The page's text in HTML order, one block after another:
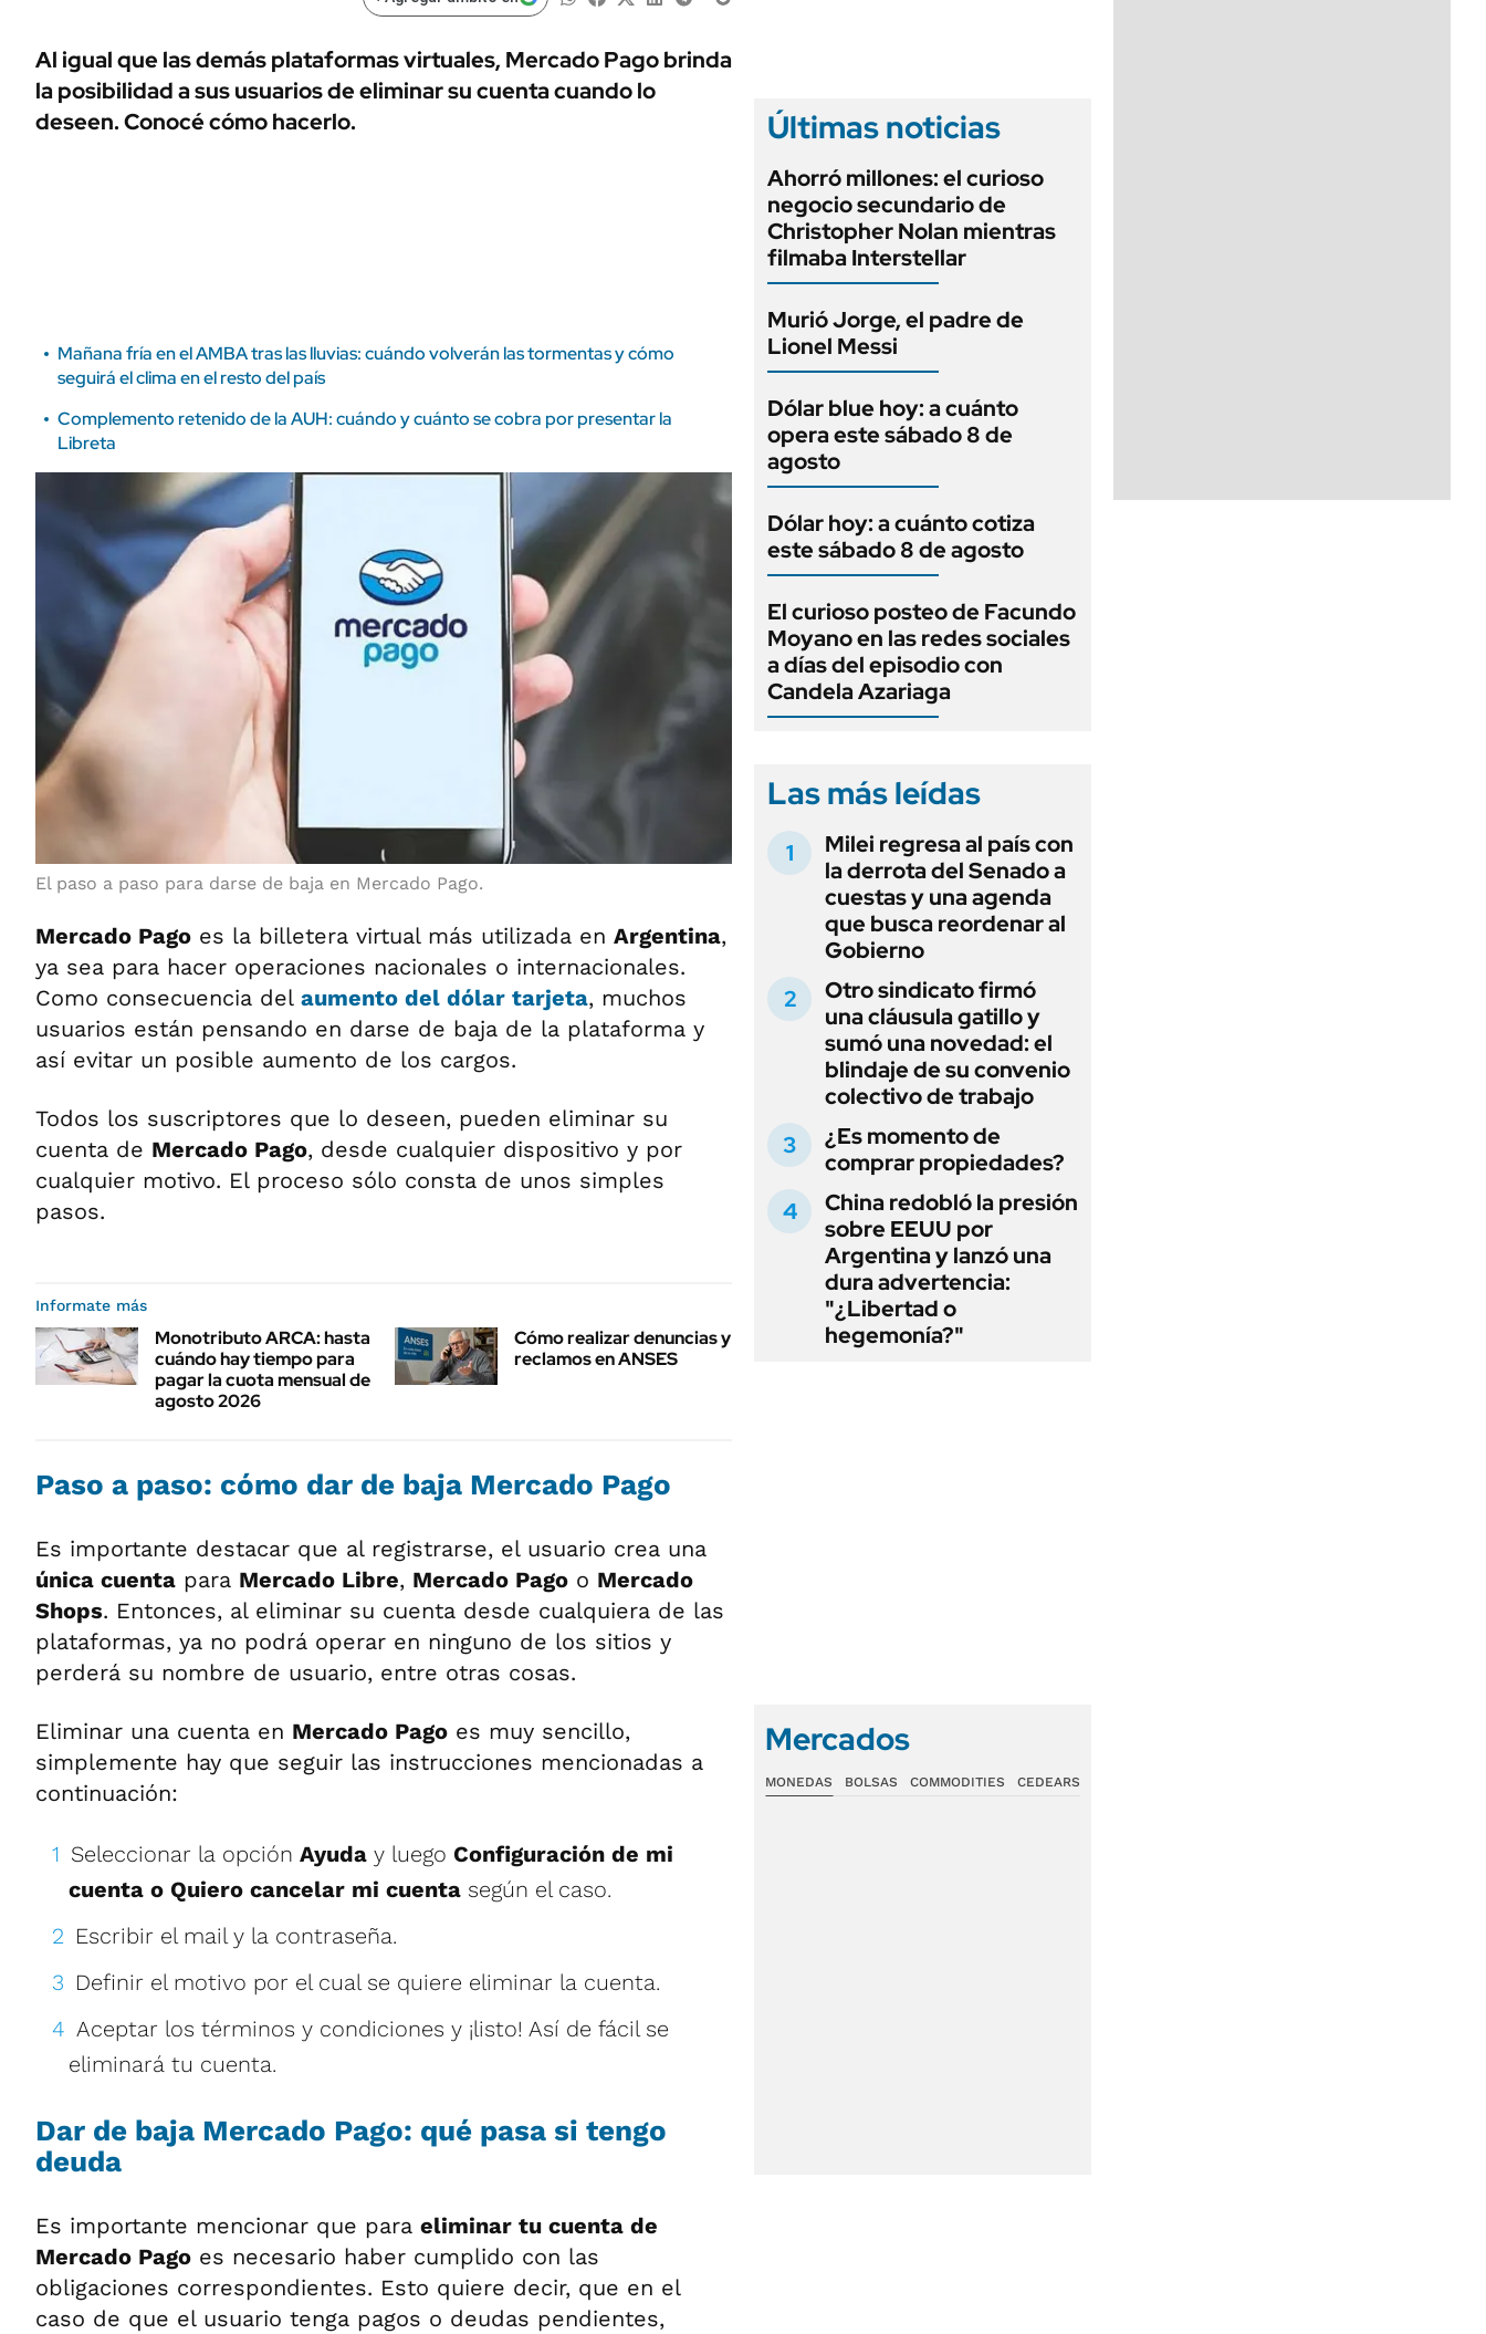
URUGUAY
AUTOS
Al igual que las demás plataformas virtuales, Mercado Pago brinda
la posibilidad a sus usuarios de eliminar su cuenta cuando lo
deseen. Conocé cómo hacerlo.
Mañana fría en el AMBA tras las lluvias: cuándo volverán las tormentas y cómo
seguirá el clima en el resto del país
Complemento retenido de la AUH: cuándo y cuánto se cobra por presentar la
Libreta
El paso a paso para darse de baja en Mercado Pago.
Mercado Pago es la billetera virtual más utilizada en Argentina,
ya sea para hacer operaciones nacionales o internacionales.
Como consecuencia del aumento del dólar tarjeta, muchos
usuarios están pensando en darse de baja de la plataforma y
así evitar un posible aumento de los cargos.
Todos los suscriptores que lo deseen, pueden eliminar su
cuenta de Mercado Pago, desde cualquier dispositivo y por
cualquier motivo. El proceso sólo consta de unos simples
pasos.
Informate más
Monotributo ARCA: hasta
cuándo hay tiempo para
pagar la cuota mensual de
agosto 2026
Cómo realizar denuncias y
reclamos en ANSES
Paso a paso: cómo dar de baja Mercado Pago
Es importante destacar que al registrarse, el usuario crea una
única cuenta para Mercado Libre, Mercado Pago o Mercado
Shops. Entonces, al eliminar su cuenta desde cualquiera de las
plataformas, ya no podrá operar en ninguno de los sitios y
perderá su nombre de usuario, entre otras cosas.
Eliminar una cuenta en Mercado Pago es muy sencillo,
simplemente hay que seguir las instrucciones mencionadas a
continuación:
Seleccionar la opción Ayuda y luego Configuración de mi
cuenta o Quiero cancelar mi cuenta según el caso.
Escribir el mail y la contraseña.
Definir el motivo por el cual se quiere eliminar la cuenta.
Aceptar los términos y condiciones y ¡listo! Así de fácil se
eliminará tu cuenta.
Dar de baja Mercado Pago: qué pasa si tengo
deuda
Es importante mencionar que para eliminar tu cuenta de
Mercado Pago es necesario haber cumplido con las
obligaciones correspondientes. Esto quiere decir, que en el
caso de que el usuario tenga pagos o deudas pendientes,
Últimas noticias
Ahorró millones: el curioso
negocio secundario de
Christopher Nolan mientras
filmaba Interstellar
Murió Jorge, el padre de
Lionel Messi
Dólar blue hoy: a cuánto
opera este sábado 8 de
agosto
Dólar hoy: a cuánto cotiza
este sábado 8 de agosto
El curioso posteo de Facundo
Moyano en las redes sociales
a días del episodio con
Candela Azariaga
Las más leídas
Milei regresa al país con
la derrota del Senado a
cuestas y una agenda
que busca reordenar al
Gobierno
Otro sindicato firmó
una cláusula gatillo y
sumó una novedad: el
blindaje de su convenio
colectivo de trabajo
¿Es momento de
comprar propiedades?
China redobló la presión
sobre EEUU por
Argentina y lanzó una
dura advertencia:
"¿Libertad o
hegemonía?"
Mercados
MONEDAS BOLSAS COMMODITIES CEDEARS